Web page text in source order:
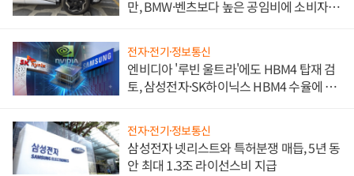
만, BMW·벤츠보다 높은 공임비에 소비자
전자·전기·정보통신
엔비디아 '루빈 울트라'에도 HBM4 탑재 검
토, 삼성전자·SK하이닉스 HBM4 수율에 주
전자·전기·정보통신
삼성전자 넷리스트와 특허분쟁 매듭, 5년 동
안 최대 1.3조 라이선스비 지급